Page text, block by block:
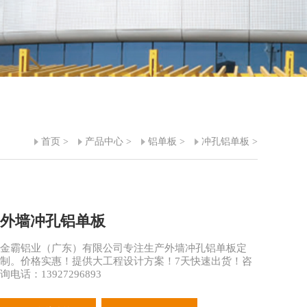
首页 > 产品中心 > 铝单板 > 冲孔铝单板 >
外墙冲孔铝单板
金霸铝业（广东）有限公司专注生产外墙冲孔铝单板定
制。价格实惠！提供大工程设计方案！7天快速出货！咨
询电话：13927296893